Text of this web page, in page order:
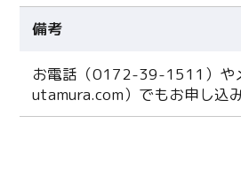
備考
お電話（0172-39-1511）や
utamura.com）でもお申し込